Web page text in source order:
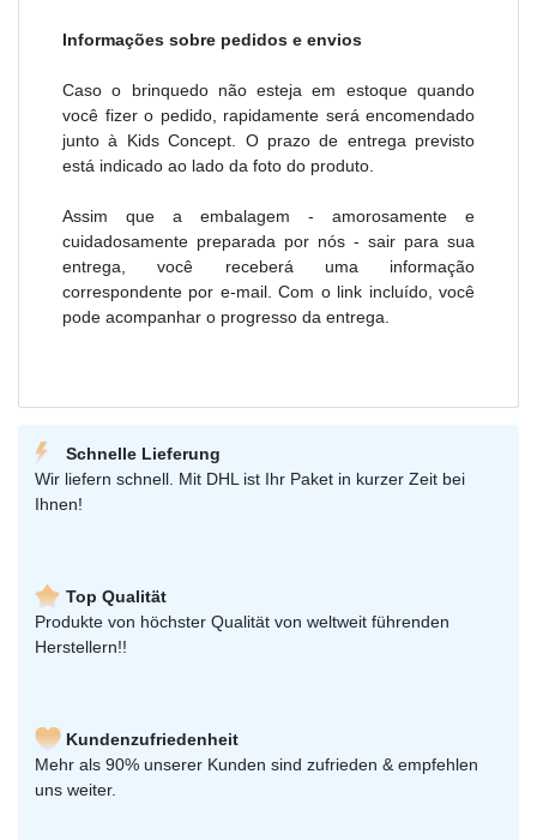
Informações sobre pedidos e envios
Caso o brinquedo não esteja em estoque quando
você fizer o pedido, rapidamente será encomendado
junto à Kids Concept. O prazo de entrega previsto
está indicado ao lado da foto do produto.
Assim que a embalagem - amorosamente e
cuidadosamente preparada por nós - sair para sua
entrega, você receberá uma informação
correspondente por e-mail. Com o link incluído, você
pode acompanhar o progresso da entrega.
Schnelle Lieferung
Wir liefern schnell. Mit DHL ist Ihr Paket in kurzer Zeit bei
Ihnen!
Top Qualität
Produkte von höchster Qualität von weltweit führenden
Herstellern!!
Kundenzufriedenheit
Mehr als 90% unserer Kunden sind zufrieden & empfehlen
uns weiter.